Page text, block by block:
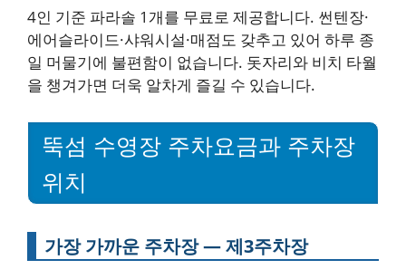
4인 기준 파라솔 1개를 무료로 제공합니다. 썬텐장·
에어슬라이드·샤워시설·매점도 갖추고 있어 하루 종
일 머물기에 불편함이 없습니다. 돗자리와 비치 타월
을 챙겨가면 더욱 알차게 즐길 수 있습니다.
뚝섬 수영장 주차요금과 주차장
위치
가장 가까운 주차장 — 제3주차장